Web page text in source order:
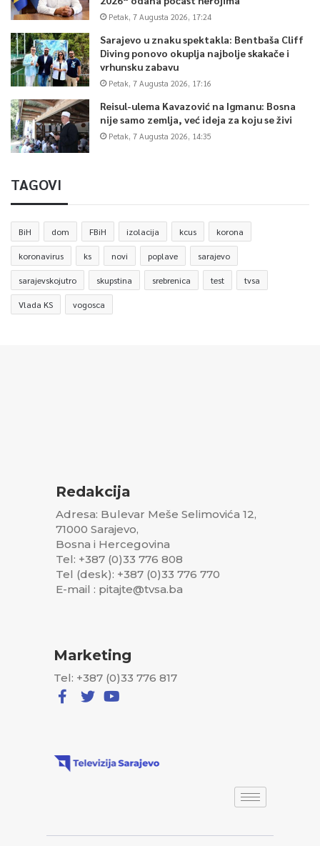
Petak, 7 Augusta 2026, 17:24
Sarajevo u znaku spektakla: Bentbaša Cliff
Diving ponovo okuplja najbolje skakače i
vrhunsku zabavu
Petak, 7 Augusta 2026, 17:16
Reisul-ulema Kavazović na Igmanu: Bosna
nije samo zemlja, već ideja za koju se živi
Petak, 7 Augusta 2026, 14:35
TAGOVI
BiH dom FBiH izolacija kcus korona
koronavirus ks novi poplave sarajevo
sarajevskojutro skupstina srebrenica test tvsa
Vlada KS vogosca
Redakcija
Adresa: Bulevar Meše Selimovića 12,
71000 Sarajevo,
Bosna i Hercegovina
Tel: +387 (0)33 776 808
Tel (desk): +387 (0)33 776 770
E-mail : pitajte@tvsa.ba
Marketing
Tel: +387 (0)33 776 817